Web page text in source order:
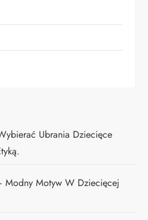
Ubrania Dziecięce
Modny Motyw W Dziecięcej